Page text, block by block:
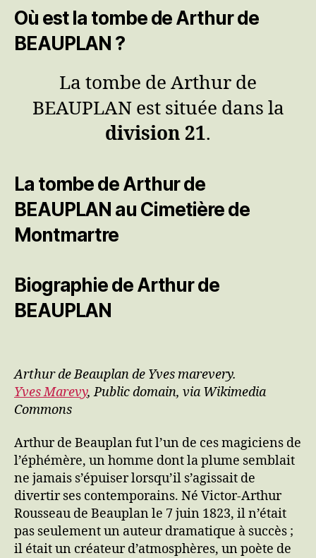
Où est la tombe de Arthur de
BEAUPLAN ?
La tombe de Arthur de
BEAUPLAN est située dans la
division 21.
La tombe de Arthur de
BEAUPLAN au Cimetière de
Montmartre
Biographie de Arthur de
BEAUPLAN
Arthur de Beauplan de Yves marevery.
Yves Marevy, Public domain, via Wikimedia
Commons
Arthur de Beauplan fut l’un de ces magiciens de
l’éphémère, un homme dont la plume semblait
ne jamais s’épuiser lorsqu’il s’agissait de
divertir ses contemporains. Né Victor-Arthur
Rousseau de Beauplan le 7 juin 1823, il n’était
pas seulement un auteur dramatique à succès ;
il était un créateur d’atmosphères, un poète de